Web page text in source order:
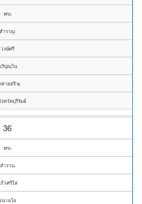
พระ
สำราญ
วงษ์ศรี
ภิปุญฺโน
สายตรี ๒
หวัดบุรีรัมย์
36
พระ
สำรวน
วศรีใส
นาลโย